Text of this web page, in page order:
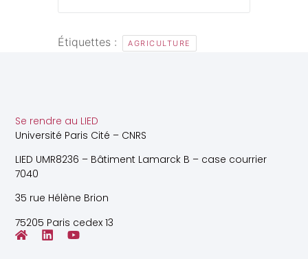
Étiquettes : AGRICULTURE
Se rendre au LIED
Université Paris Cité – CNRS
LIED UMR8236 – Bâtiment Lamarck B – case courrier
7040
35 rue Hélène Brion
75205 Paris cedex 13